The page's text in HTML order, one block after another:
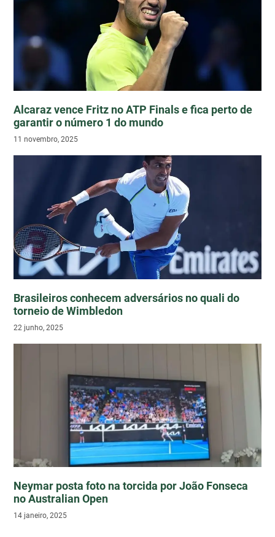
Alcaraz vence Fritz no ATP Finals e fica perto de
garantir o número 1 do mundo
11 novembro, 2025
Brasileiros conhecem adversários no quali do
torneio de Wimbledon
22 junho, 2025
Neymar posta foto na torcida por João Fonseca
no Australian Open
14 janeiro, 2025